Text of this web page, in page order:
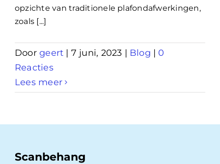
opzichte van traditionele plafondafwerkingen,
zoals [...]
Doorgeert | 7 juni, 2023 | Blog | 0
Reacties
Lees meer
Scanbehang